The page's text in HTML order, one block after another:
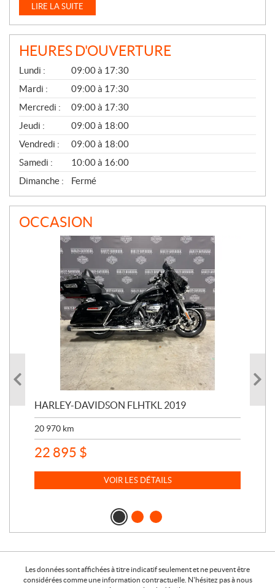
LIRE LA SUITE
HEURES D'OUVERTURE
G
É
N
É
R
A
L
Lundi :
09:00 à 17:30
Mardi :
09:00 à 17:30
Mercredi :
09:00 à 17:30
Jeudi :
09:00 à 18:00
Vendredi :
09:00 à 18:00
Samedi :
10:00 à 16:00
Dimanche :
Fermé
OCCASION
HARLEY-DAVIDSON FLHTKL 2019
20 970 km
22 895 $
VOIR LES DÉTAILS
Les données sont affichées à titre indicatif seulement et ne peuvent être
considérées comme une information contractuelle. N'hésitez pas à nous